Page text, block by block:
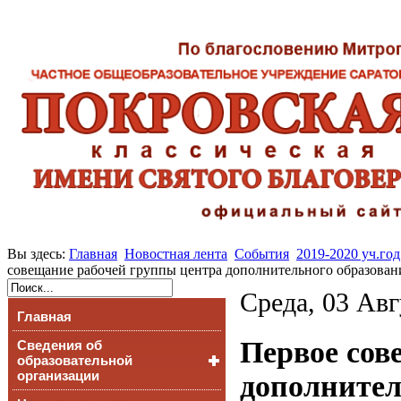
Вы здесь: Главная Новостная лента События 2019-2020 уч.год
совещание рабочей группы центра дополнительного
Главная
Сведения об
образовательной
организации
Среда, 03
Первое